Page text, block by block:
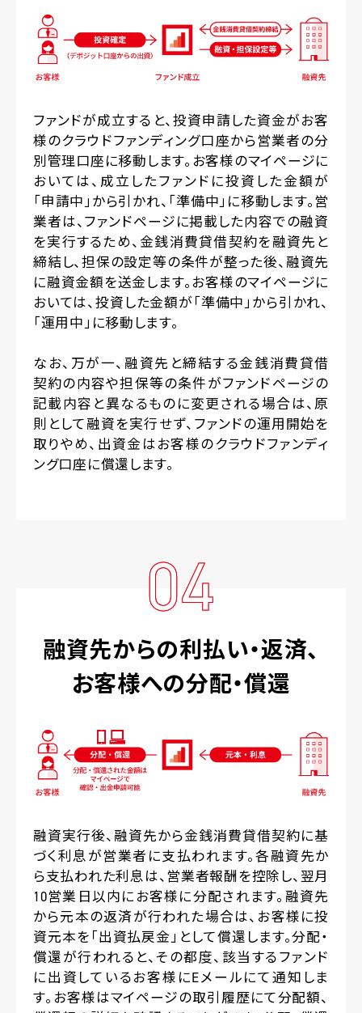
ファンドが成立すると、投資申請した資金がお客
様のクラウドファンディング口座から営業者の分
別管理口座に移動します。お客様のマイページに
おいては、成立したファンドに投資した金額が
「申請中」から引かれ、「準備中」に移動します。営
業者は、ファンドページに掲載した内容での融資
を実行するため、金銭消費貸借契約を融資先と
締結し、担保の設定等の条件が整った後、融資先
に融資金額を送金します。お客様のマイページに
おいては、投資した金額が「準備中」から引かれ、
「運用中」に移動します。
なお、万が一、融資先と締結する金銭消費貸借
契約の内容や担保等の条件がファンドページの
記載内容と異なるものに変更される場合は、原
則として融資を実行せず、ファンドの運用開始を
取りやめ、出資金はお客様のクラウドファンディ
ング口座に償還します。
04
融資先からの利払い・返済、
お客様への分配・償還
融資実行後、融資先から金銭消費貸借契約に基
づく利息が営業者に支払われます。各融資先か
ら支払われた利息は、営業者報酬を控除し、翌月
10営業日以内にお客様に分配されます。融資先
から元本の返済が行われた場合は、お客様に投
資元本を「出資払戻金」として償還します。分配・
償還が行われると、その都度、該当するファンド
に出資しているお客様にEメールにて通知しま
す。お客様はマイページの取引履歴にて分配額、